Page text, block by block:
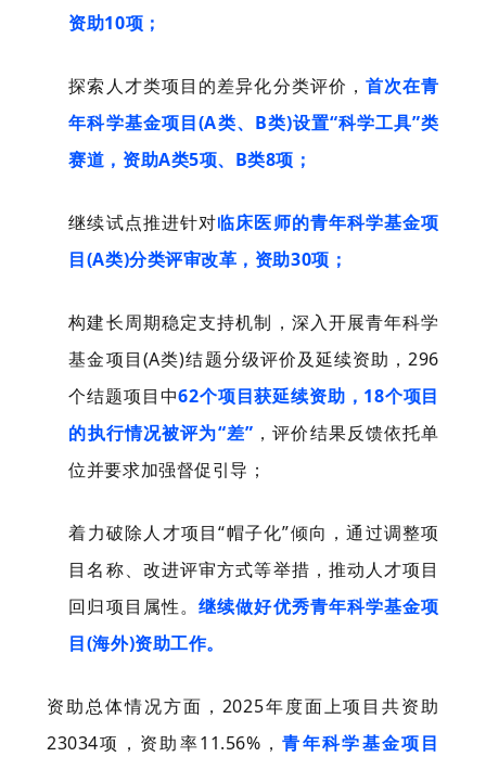
资助10项；
探索人才类项目的差异化分类评价，首次在青
年科学基金项目(A类、B类)设置“科学工具”类
赛道，资助A类5项、B类8项；
继续试点推进针对临床医师的青年科学基金项
目(A类)分类评审改革，资助30项；
构建长周期稳定支持机制，深入开展青年科学
基金项目(A类)结题分级评价及延续资助，296
个结题项目中62个项目获延续资助，18个项目
的执行情况被评为“差” ，评价结果反馈依托单
位并要求加强督促引导；
着力破除人才项目“帽子化”倾向，通过调整项
目名称、改进评审方式等举措，推动人才项目
回归项目属性。继续做好优秀青年科学基金项
目(海外)资助工作。
资助总体情况方面，2025年度面上项目共资助
23034项，资助率11.56%，青年科学基金项目